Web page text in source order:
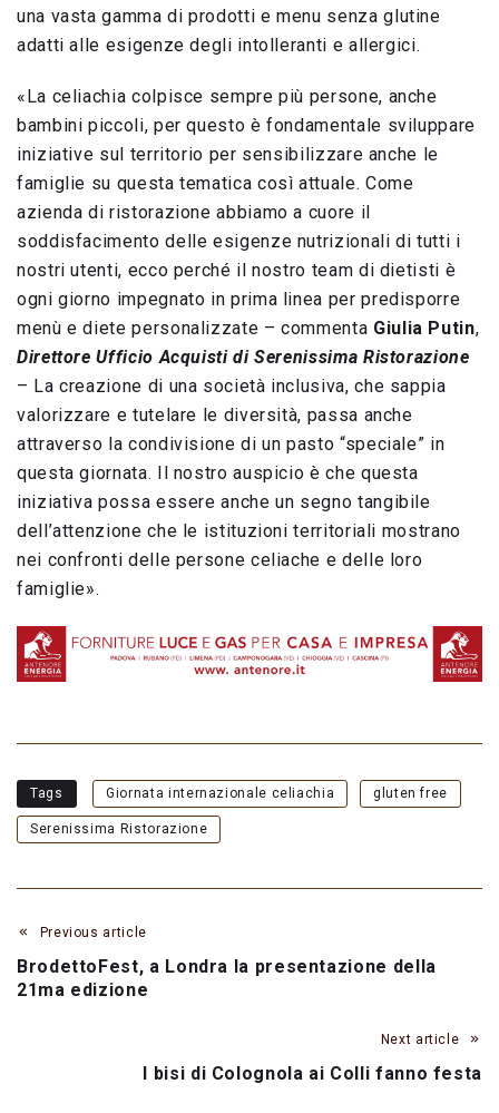
una vasta gamma di prodotti e menu senza glutine
adatti alle esigenze degli intolleranti e allergici.
«La celiachia colpisce sempre più persone, anche
bambini piccoli, per questo è fondamentale sviluppare
iniziative sul territorio per sensibilizzare anche le
famiglie su questa tematica così attuale. Come
azienda di ristorazione abbiamo a cuore il
soddisfacimento delle esigenze nutrizionali di tutti i
nostri utenti, ecco perché il nostro team di dietisti è
ogni giorno impegnato in prima linea per predisporre
menù e diete personalizzate – commenta Giulia Putin,
Direttore Ufficio Acquisti di Serenissima Ristorazione
– La creazione di una società inclusiva, che sappia
valorizzare e tutelare le diversità, passa anche
attraverso la condivisione di un pasto “speciale” in
questa giornata. Il nostro auspicio è che questa
iniziativa possa essere anche un segno tangibile
dell’attenzione che le istituzioni territoriali mostrano
nei confronti delle persone celiache e delle loro
famiglie».
Tags Giornata internazionale celiachia gluten free
Serenissima Ristorazione
Previous article
BrodettoFest, a Londra la presentazione della
21ma edizione
Next article
I bisi di Colognola ai Colli fanno festa